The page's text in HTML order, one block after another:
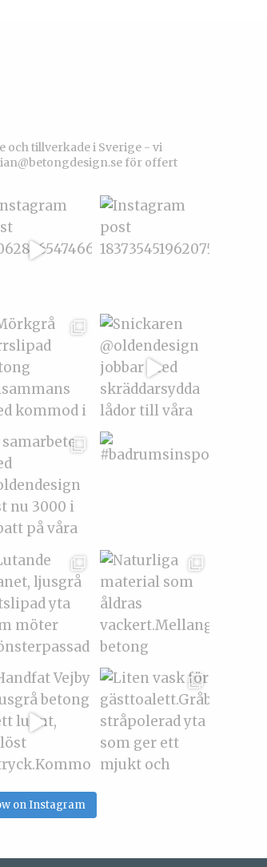
och tillverkade i Sverige - vi
för offert
on Instagram